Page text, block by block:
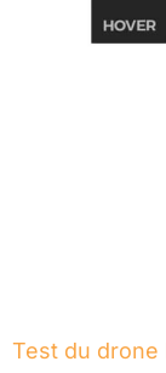
Test du drone